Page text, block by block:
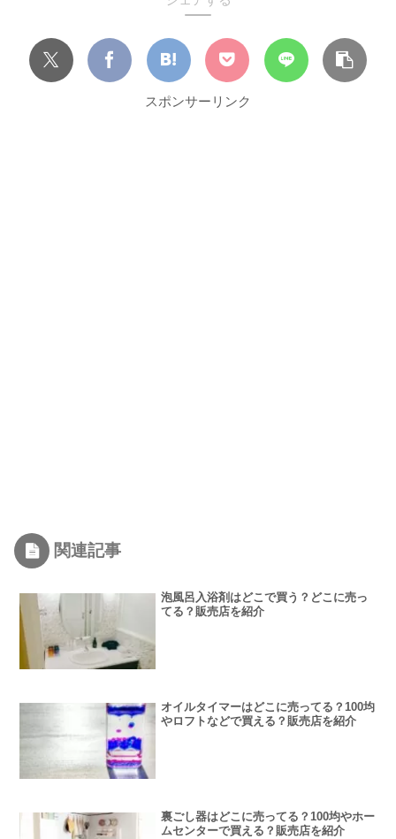
スポンサーリンク
関連記事
泡風呂入浴剤はどこで買う？どこに売っ
てる？販売店を紹介
オイルタイマーはどこに売ってる？100均
やロフトなどで買える？販売店を紹介
裏ごし器はどこに売ってる？100均やホー
ムセンターで買える？販売店を紹介